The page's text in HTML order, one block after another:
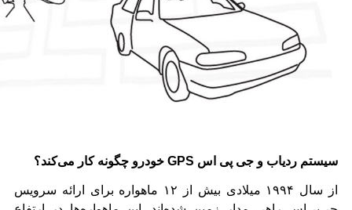
سیستم ردیاب و جی پی اس GPS خودرو چگونه کار می‌کند؟
از سال ۱۹۹۴ میلادی بیش از ۱۲ ماهواره برای ارائه سرویس